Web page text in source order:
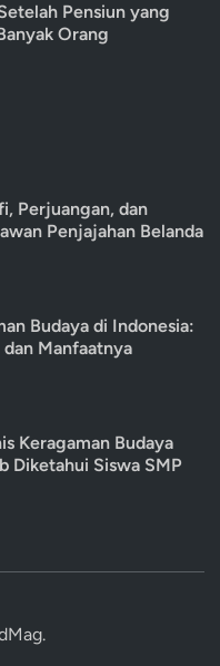
Pensiun yang
Orang
Perjuangan, dan
Penjajahan Belanda
Budaya di Indonesia:
Manfaatnya
Keragaman Budaya
Diketahui Siswa SMP
.